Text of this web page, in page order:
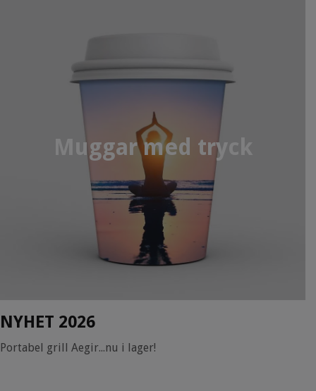
Muggar med tryck
NYHET 2026
Portabel grill Aegir...nu i lager!